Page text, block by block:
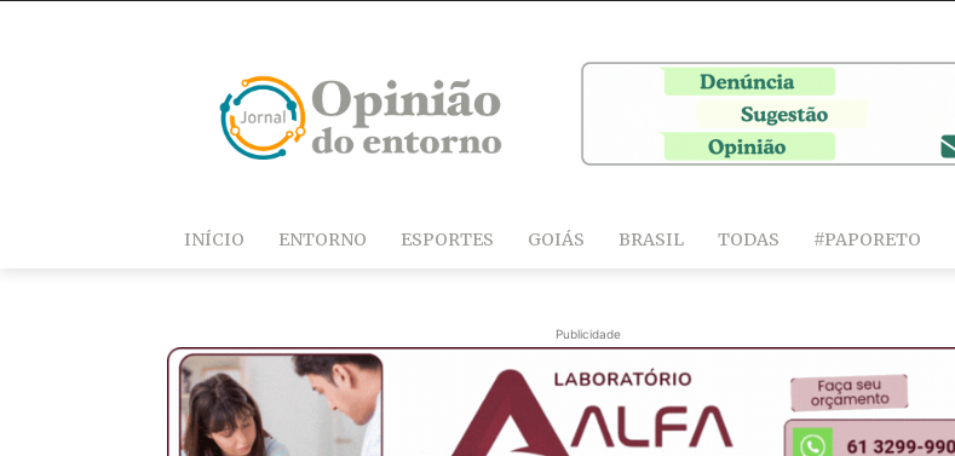
INÍCIO ENTORNO ESPORTES GOIÁS BRASIL TODAS #PAPORETO
Publicidade